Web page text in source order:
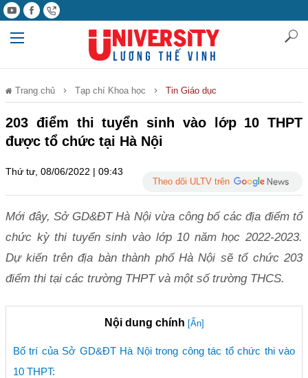
Trang chủ Tạp chí Khoa học Tin Giáo dục
203 điểm thi tuyển sinh vào lớp 10 THPT
được tổ chức tại Hà Nội
Thứ tư, 08/06/2022 | 09:43
Theo dõi ULTV trên
Mới đây, Sở GD&ĐT Hà Nội vừa công bố các địa điểm tổ
chức kỳ thi tuyển sinh vào lớp 10 năm học 2022-2023.
Dự kiến trên địa bàn thành phố Hà Nội sẽ tổ chức 203
điểm thi tại các trường THPT và một số trường THCS.
Nội dung chính [Ẩn]
Bố trí của Sở GD&ĐT Hà Nội trong công tác tổ chức thi vào
10 THPT: